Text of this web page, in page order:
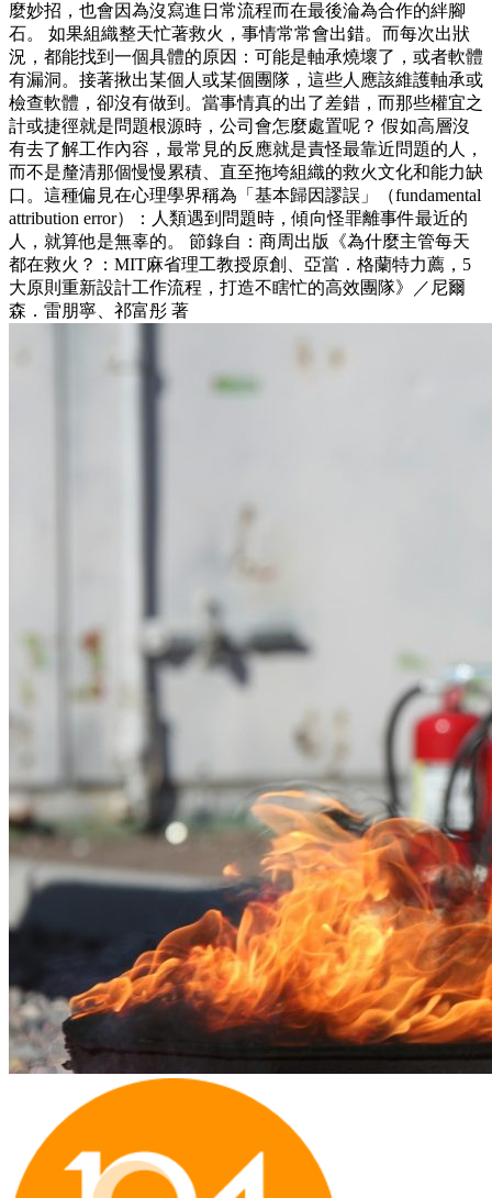
麼妙招，也會因為沒寫進日常流程而在最後淪為合作的絆腳
石。 如果組織整天忙著救火，事情常常會出錯。而每次出狀
況，都能找到一個具體的原因：可能是軸承燒壞了，或者軟體
有漏洞。接著揪出某個人或某個團隊，這些人應該維護軸承或
檢查軟體，卻沒有做到。當事情真的出了差錯，而那些權宜之
計或捷徑就是問題根源時，公司會怎麼處置呢？ 假如高層沒
有去了解工作內容，最常見的反應就是責怪最靠近問題的人，
而不是釐清那個慢慢累積、直至拖垮組織的救火文化和能力缺
口。這種偏見在心理學界稱為「基本歸因謬誤」（fundamental
attribution error）：人類遇到問題時，傾向怪罪離事件最近的
人，就算他是無辜的。 節錄自：商周出版《為什麼主管每天
都在救火？：MIT麻省理工教授原創、亞當．格蘭特力薦，5
大原則重新設計工作流程，打造不瞎忙的高效團隊》／尼爾
森．雷朋寧、祁富彤 著